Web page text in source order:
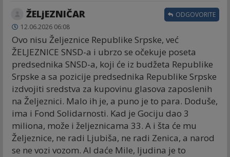
ŽELjEZNIČAR
12.06.2026 06:08
Ovo nisu Željeznice Republike Srpske, već
ŽELJEZNICE SNSD-a i ubrzo se očekuje poseta
predsednika SNSD-a, koji će iz budžeta Republike
Srpske a sa pozicije predsednika Republike Srpske
izdvojiti sredstva za kupovinu glasova zaposlenih
na Željeznici. Malo ih je, a puno je to para. Doduše,
ima i Fond Solidarnosti. Kad je Gociju dao 3
miliona, može i željeznicama 33. A i šta će mu
Željeznice, ne radi Ljubiša, ne radi Zenica, a narod
se ne vozi vozom. Al daće Mile, ljudina je to
ODGOVORITE